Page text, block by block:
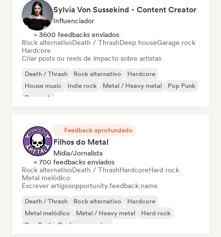
Sylvia Von Sussekind - Content Creator
Influenciador
> 3600 feedbacks enviados
Rock alternativoDeath / ThrashDeep houseGarage rock
Hardcore
Criar posts ou reels de impacto sobre artistas
Death / Thrash Rock alternativo
Hardcore
House music
Indie rock Metal / Heavy metal
Pop Punk
Pop rock
Feedback aprofundado
Filhos do Metal
Mídia/Jornalista
> 700 feedbacks enviados
Rock alternativoDeath / ThrashHardcoreHard rock
Metal melódico
Escrever artigosopportunity.feedback.name
Death / Thrash Rock alternativo
Hardcore
Metal melódico
Metal / Heavy metal
Hard rock
Pop Punk
Rock progressivo